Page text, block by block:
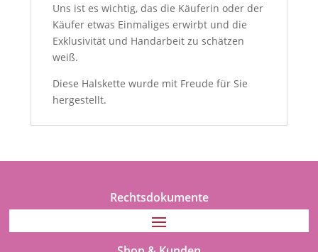
Uns ist es wichtig, das die Käuferin oder der
Käufer etwas Einmaliges erwirbt und die
Exklusivität und Handarbeit zu schätzen
weiß.
Diese Halskette wurde mit Freude für Sie
hergestellt.
Rechtsdokumente